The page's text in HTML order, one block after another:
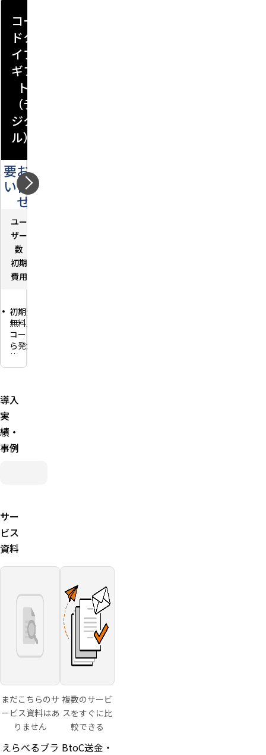
コー
ドタ
イプ
ギフ
ト
（デ
ジタ
ル）
要お問
い合わ
せ
ユー
ザー
数
初期
費用
初期費用
無料／1
コードか
ら発注可
能
16桁＋4
トコード
をデータ
メール・
信
はご利用
り6ヶ月
間
商品価格
30,000円
（デジタ
ル系は概
ね550
円〜
1,500円
導入
実
績・
事例
サー
ビス
資料
まだこちらのサ
ービス資料はあ
りません
えらべるブラ
複数のサービ
スをすぐに比
較できる
BtoC送金・